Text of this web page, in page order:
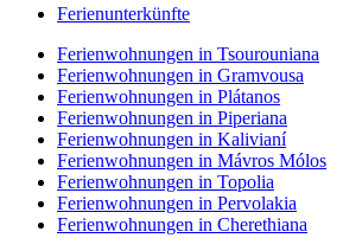
Ferienunterkünfte
Ferienwohnungen in Tsourouniana
Ferienwohnungen in Gramvousa
Ferienwohnungen in Plátanos
Ferienwohnungen in Piperiana
Ferienwohnungen in Kalivianí
Ferienwohnungen in Mávros Mólos
Ferienwohnungen in Topolia
Ferienwohnungen in Pervolakia
Ferienwohnungen in Cherethiana